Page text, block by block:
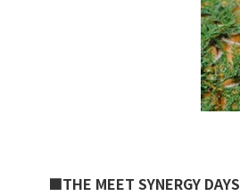
■THE MEET SYNERGY DAYS